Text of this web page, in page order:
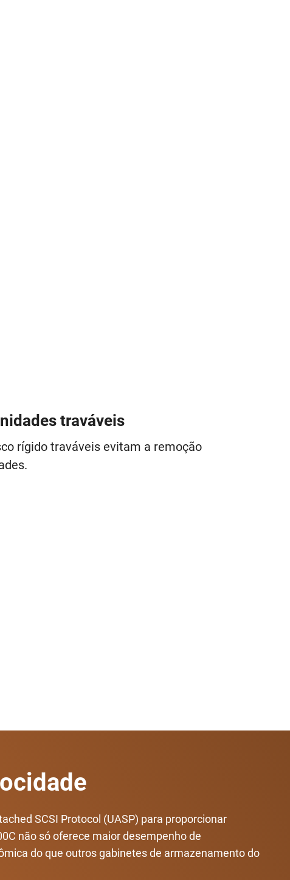
traváveis
rígido traváveis evitam a remoção
SCSI Protocol (UASP) para proporcionar
não só oferece maior desempenho de
do que outros gabinetes de armazenamento do